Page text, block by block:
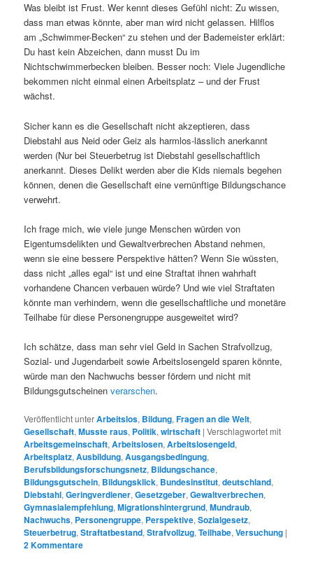
Was bleibt ist Frust. Wer kennt dieses Gefühl nicht: Zu wissen,
dass man etwas könnte, aber man wird nicht gelassen. Hilflos
am „Schwimmer-Becken“ zu stehen und der Bademeister erklärt:
Du hast kein Abzeichen, dann musst Du im
Nichtschwimmerbecken bleiben. Besser noch: Viele Jugendliche
bekommen nicht einmal einen Arbeitsplatz – und der Frust
wächst.
Sicher kann es die Gesellschaft nicht akzeptieren, dass
Diebstahl aus Neid oder Geiz als harmlos-lässlich anerkannt
werden (Nur bei Steuerbetrug ist Diebstahl gesellschaftlich
anerkannt. Dieses Delikt werden aber die Kids niemals begehen
können, denen die Gesellschaft eine vernünftige Bildungschance
verwehrt.
Ich frage mich, wie viele junge Menschen würden von
Eigentumsdelikten und Gewaltverbrechen Abstand nehmen,
wenn sie eine bessere Perspektive hätten? Wenn Sie wüssten,
dass nicht „alles egal“ ist und eine Straftat ihnen wahrhaft
vorhandene Chancen verbauen würde? Und wie viel Straftaten
könnte man verhindern, wenn die gesellschaftliche und monetäre
Teilhabe für diese Personengruppe ausgeweitet wird?
Ich schätze, dass man sehr viel Geld in Sachen Strafvollzug,
Sozial- und Jugendarbeit sowie Arbeitslosengeld sparen könnte,
würde man den Nachwuchs besser fördern und nicht mit
Bildungsgutscheinenverarschen.
Veröffentlicht unterArbeitslos, Bildung,Fragen an die Welt,
Gesellschaft,Musste raus, Politik,wirtschaft |Verschlagwortet mit
Arbeitsgemeinschaft,Arbeitslosen,Arbeitslosengeld,
Arbeitsplatz,Ausbildung,Ausgangsbedingung,
Berufsbildungsforschungsnetz, Bildungschance,
Bildungsgutschein, Bildungsklick, Bundesinstitut,deutschland,
Diebstahl,Geringverdiener,Gesetzgeber,Gewaltverbrechen,
Gymnasialempfehlung,Migrationshintergrund,Mundraub,
Nachwuchs, Personengruppe, Perspektive,Sozialgesetz,
Steuerbetrug,Straftatbestand,Strafvollzug,Teilhabe,Versuchung |
2Kommentare